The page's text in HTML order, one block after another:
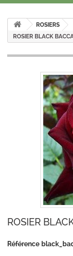
ROSIERS
ROSIER BLACK
ROSIER
Référence